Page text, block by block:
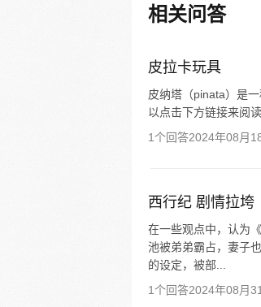
相关问答
皮拉卡玩具
皮纳塔（pinata）是
以点击下方链接来阅
1个回答2024年08月
西行纪 剧情拉垮
在一些观点中，认为
池被弟弟霸占，妻子
的设定，被部...
1个回答2024年08月